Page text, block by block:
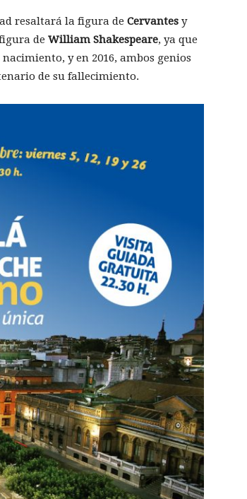
resaltará la figura de Cervantes y
de William Shakespeare, ya que
y en 2016, ambos genios
de su fallecimiento.